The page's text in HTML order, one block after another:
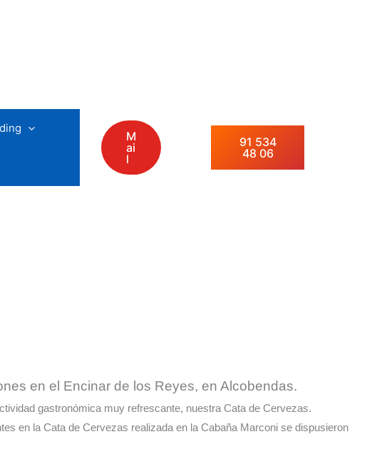
M
ai
l
91 534
48 06
en el Encinar de los Reyes, en Alcobendas.
gastronómica muy refrescante, nuestra Cata de Cervezas.
en la Cata de Cervezas realizada en la Cabaña Marconi se dispusieron